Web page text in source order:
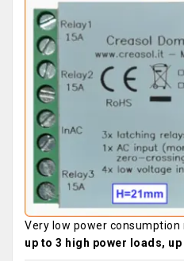
Very low power consumption
up to 3 high power loads, up